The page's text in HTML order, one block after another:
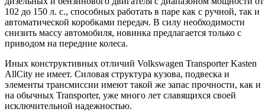
102 до 150 л. с., способных работать в паре как с ручной, так и
автоматической коробками передач. В силу необходимости
снизить массу автомобиля, новинка предлагается только с
приводом на передние колеса.
Иных конструктивных отличий Volkswagen Transporter Kasten
AllCity не имеет. Силовая структура кузова, подвеска и
элементы трансмиссии имеют такой же запас прочности, как и
на обычных Transporter, уже много лет славящихся своей
исключительной надежностью.